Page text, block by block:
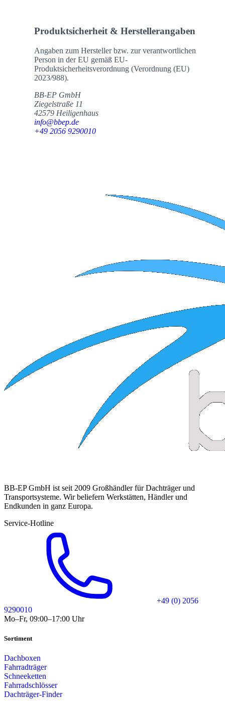
Produktsicherheit & Herstellerangaben
Angaben zum Hersteller bzw. zur verantwortlichen
Person in der EU gemäß EU-
Produktsicherheitsverordnung (Verordnung (EU)
2023/988).
BB-EP GmbH
Ziegelstraße 11
42579 Heiligenhaus
info@bbep.de
+49 2056 9290010
BB-EP GmbH ist seit 2009 Großhändler für Dachträger und
Transportsysteme. Wir beliefern Werkstätten, Händler und
Endkunden in ganz Europa.
Service-Hotline
+49 (0) 2056
9290010
Mo–Fr, 09:00–17:00 Uhr
Sortiment
Dachboxen
Fahrradträger
Schneeketten
Fahrradschlösser
Dachträger-Finder